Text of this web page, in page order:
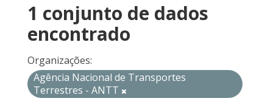
1 conjunto de dados
encontrado
Organizações:
Agência Nacional de Transportes
Terrestres - ANTT